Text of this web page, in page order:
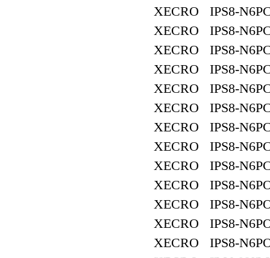
XECRO IPS8-
XECRO IPS8-
XECRO IPS8-
XECRO IPS8-
XECRO IPS8-
XECRO IPS8-
XECRO IPS8-
XECRO IPS8-
XECRO IPS8-
XECRO IPS8-
XECRO IPS8-
XECRO IPS8-
XECRO IPS8-